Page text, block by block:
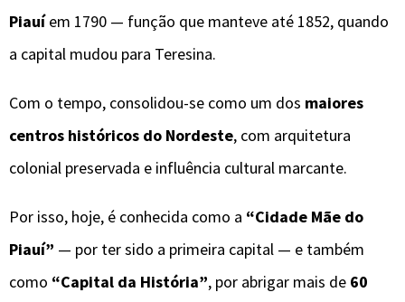
Piauíem 1790 — função que manteve até 1852, quando
a capital mudou para Teresina.
Com o tempo, consolidou-se como um dos maiores
centros históricos do Nordeste, com arquitetura
colonial preservada e influência cultural marcante.
Por isso, hoje, é conhecida como a “Cidade Mãe do
Piauí” — por ter sido a primeira capital — e também
como “Capital da História”, por abrigar mais de 60